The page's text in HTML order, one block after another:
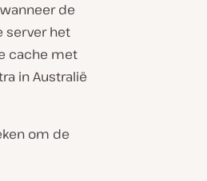
de
server het
cache met
in Australië
om de